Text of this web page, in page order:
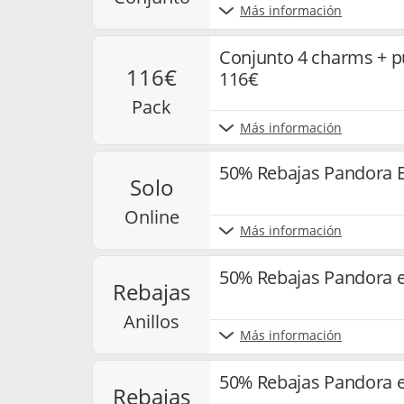
Más información
116€
pack
Conjunto 4 charms +
116€
Más información
solo
online
50% Rebajas Pandora
Más información
rebajas
anillos
50% Rebajas Pandora
Más información
rebajas 50% Rebajas Pandora